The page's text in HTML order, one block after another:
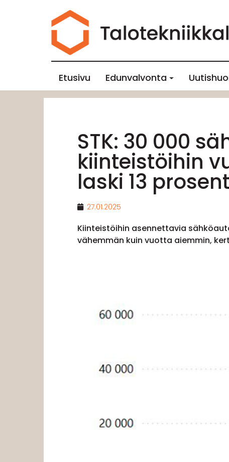
Etusivu Edunvalvonta
STK: 30 000
kiinteistöihin
laski 13
27.01.2025
Kiinteistöihin asennettavia
vähemmän kuin vuotta aiemmin,